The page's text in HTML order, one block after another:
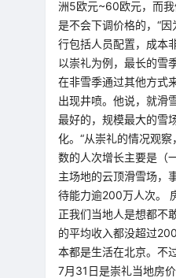
洲5欧元~60欧元，而我
是不会下调价格的，“
行包括人员配置，成本
以崇礼为例，最长的雪
在非雪季通过其他方式
出现井喷。他说，就滑
最好的，规模最大的雪
化。“从崇礼的情况观
数的人次增长主要是（
主场地的云顶滑雪场，
待能力逾200万人次。
正我们当地人是想都不
的平均收入都没超过
本都是生活在北京。不
7月31日是崇礼当地房